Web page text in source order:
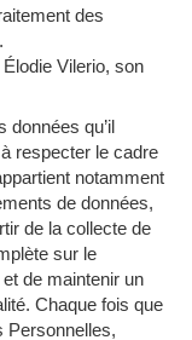
des
Vilerio, son
données qu’il
respecter le cadre
notamment
de données,
de la collecte de
sur le
de maintenir un
Chaque fois que
Personnelles,